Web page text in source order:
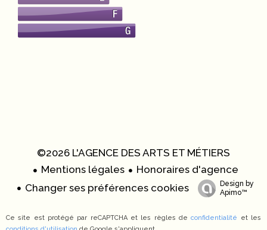
©2026 L'AGENCE DES ARTS ET MÉTIERS
Mentions légales
Honoraires d'agence
Changer ses préférences cookies
Design by
Apimo™
Ce site est protégé par reCAPTCHA et les règles deconfidentialité
et les